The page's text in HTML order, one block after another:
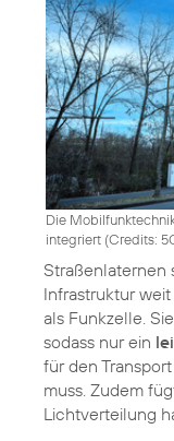
Die
integriert (Credits:
Straßenlaternen
Infrastruktur
als Funkzelle.
sodass nur ein
für den
muss. Zudem
Lichtverteilung